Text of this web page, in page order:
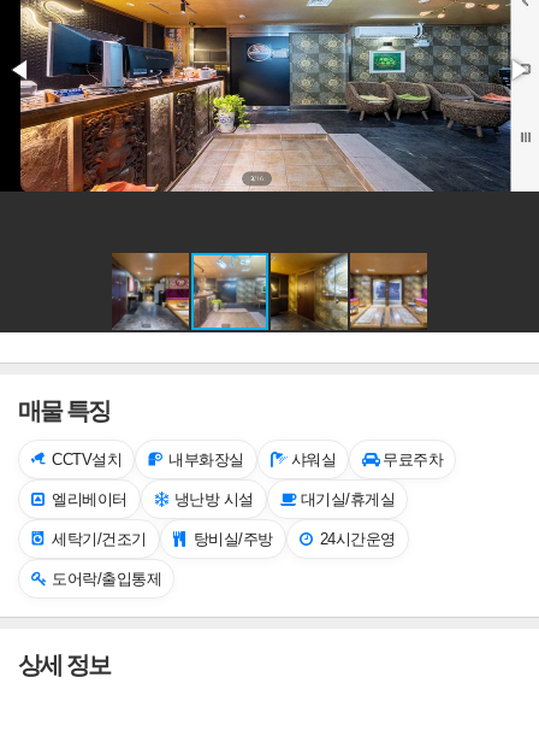
매물 특징
CCTV설치 내부화장실 샤워실 무료주차
엘리베이터 냉난방 시설 대기실/휴게실
세탁기/건조기 탕비실/주방 24시간운영
도어락/출입통제
상세 정보